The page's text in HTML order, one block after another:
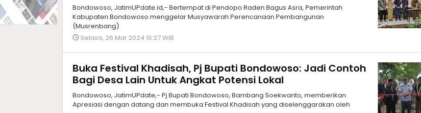
Bondowoso, JatimUPdate.id,- Bertempat di Pendopo Raden Bagus Asra, Pemerintah
Kabupaten Bondowoso menggelar Musyawarah Perencanaan Pembangunan
(Musrenbang)
Selasa, 26 Mar 2024 10:27 WIB
Buka Festival Khadisah, Pj Bupati Bondowoso: Jadi Contoh
Bagi Desa Lain Untuk Angkat Potensi Lokal
Bondowoso, JatimUPdate,- Pj Bupati Bondowoso, Bambang Soekwanto, memberikan
Apresiasi dengan datang dan membuka Festival Khadisah yang diselenggarakan oleh